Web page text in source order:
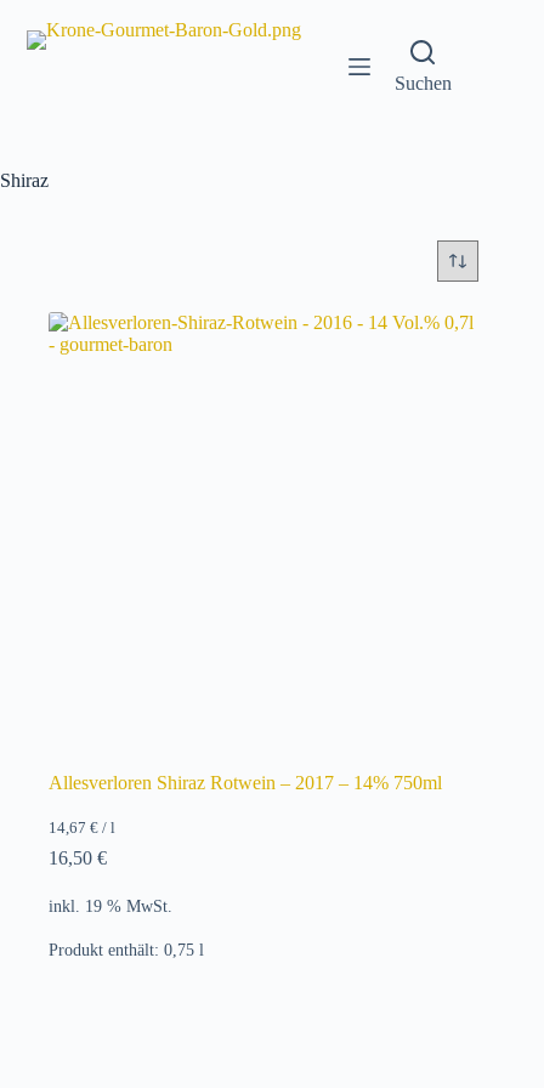
Inhalt
springen
Suchen
Shiraz
Allesverloren Shiraz Rotwein – 2017 – 14% 750ml
14,67 € / l
16,50 €
inkl. 19 % MwSt.
Produkt enthält: 0,75 l